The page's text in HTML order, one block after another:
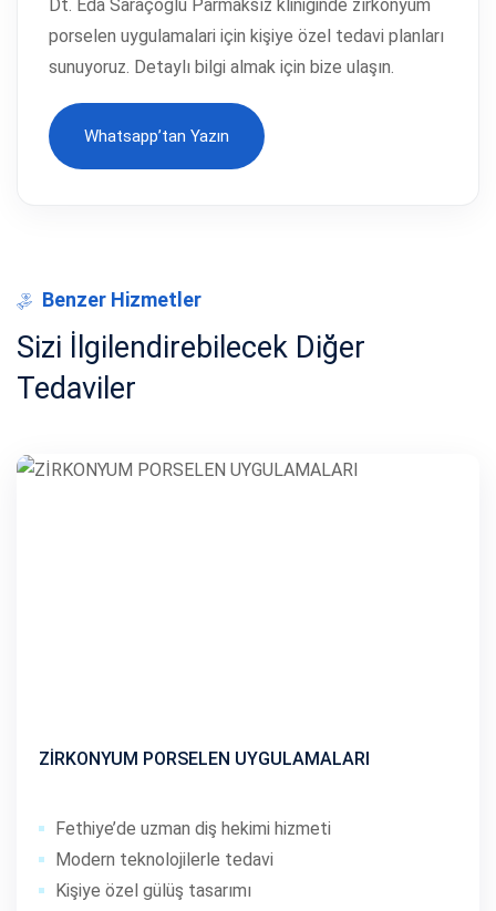
Dt. Eda Saraçoğlu Parmaksız kliniğinde zi̇rkonyum
porselen uygulamalari için kişiye özel tedavi planları
sunuyoruz. Detaylı bilgi almak için bize ulaşın.
Whatsapp’tan Yazın
Benzer Hizmetler
Sizi İlgilendirebilecek Diğer
Tedaviler
ZİRKONYUM PORSELEN UYGULAMALARI
Fethiye’de uzman diş hekimi hizmeti
Modern teknolojilerle tedavi
Kişiye özel gülüş tasarımı